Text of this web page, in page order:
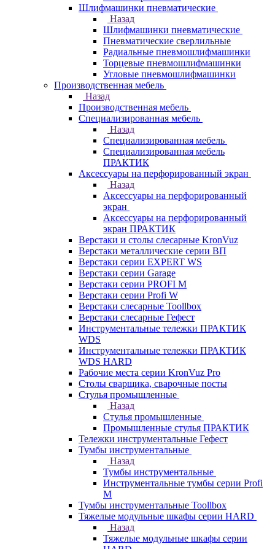
Шлифмашинки пневматические
Назад
Шлифмашинки пневматические
Пневматические сверлильные
Радиальные пневмошлифмашинки
Торцевые пневмошлифмашинки
Угловые пневмошлифмашинки
Производственная мебель
Назад
Производственная мебель
Cпециализированная мебель
Назад
Cпециализированная мебель
Специализированная мебель
ПРАКТИК
Аксессуары на перфорированный экран
Назад
Аксессуары на перфорированный
экран
Аксессуары на перфорированный
экран ПРАКТИК
Верстаки и столы слесарные KronVuz
Верстаки металлические серии ВП
Верстаки серии EXPERT WS
Верстаки серии Garage
Верстаки серии PROFI M
Верстаки серии Profi W
Верстаки слесарные Toollbox
Верстаки слесарные Гефест
Инструментальные тележки ПРАКТИК
WDS
Инструментальные тележки ПРАКТИК
WDS HARD
Рабочие места серии KronVuz Pro
Столы сварщика, сварочные посты
Стулья промышленные
Назад
Стулья промышленные
Промышленные стулья ПРАКТИК
Тележки инструментальные Гефест
Тумбы инструментальные
Назад
Тумбы инструментальные
Инструментальные тумбы серии Profi
M
Тумбы инструментальные Toollbox
Тяжелые модульные шкафы серии HARD
Назад
Тяжелые модульные шкафы серии